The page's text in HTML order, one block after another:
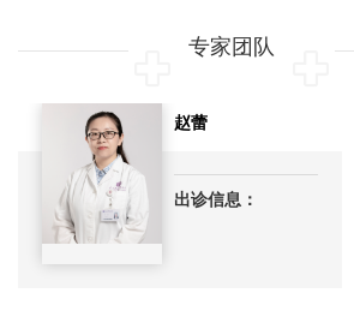
专家团队
赵蕾
出诊信息：